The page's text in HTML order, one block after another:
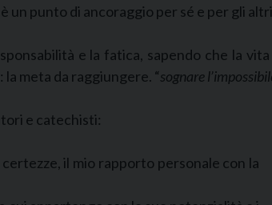
punto di ancoraggio per sé e per gli
e la fatica, sapendo che la
: la meta da raggiungere. “sognare
e catechisti:
il mio rapporto personale con la